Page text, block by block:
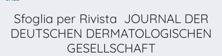
Sfoglia per Rivista JOURNAL DER
DEUTSCHEN DERMATOLOGISCHEN
GESELLSCHAFT